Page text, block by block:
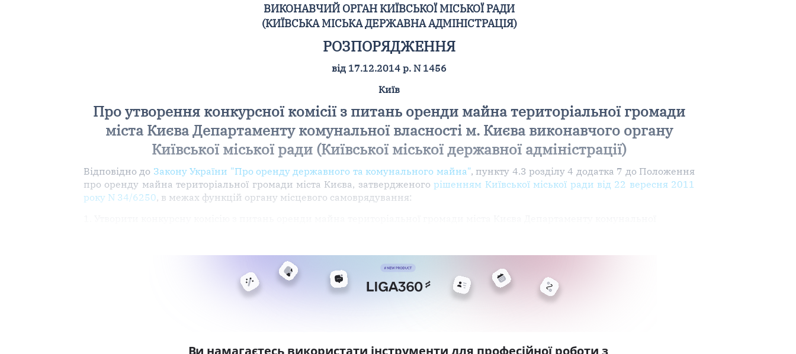
ВИКОНАВЧИЙ ОРГАН КИЇВСЬКОЇ МІСЬКОЇ РАДИ
(КИЇВСЬКА МІСЬКА ДЕРЖАВНА АДМІНІСТРАЦІЯ)
РОЗПОРЯДЖЕННЯ
від 17.12.2014 р. N 1456
Київ
Про утворення конкурсної комісії з питань оренди майна територіальної громади
міста Києва Департаменту комунальної власності м. Києва виконавчого органу
Київської міської ради (Київської міської державної адміністрації)
Відповідно до Закону України "Про оренду державного та комунального майна", пункту 4.3 розділу 4 додатка 7 до Положення
про оренду майна територіальної громади міста Києва, затвердженогорішенням Київської міської ради від 22 вересня 2011
року N 34/6250, в межах функцій органу місцевого самоврядування:
Ви намагаєтесь використати інструменти для професійної роботи з